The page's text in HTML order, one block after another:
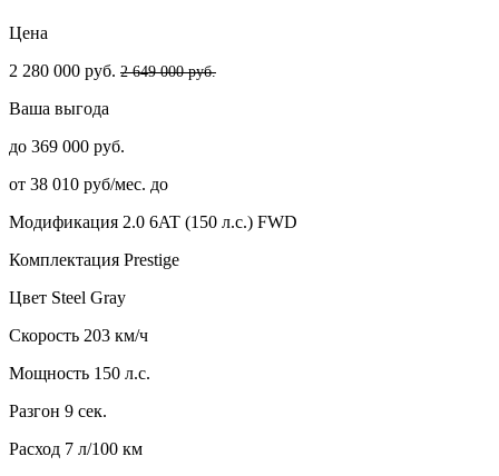
Цена
2 280 000 руб. 2 649 000 руб.
Ваша выгода
до 369 000 руб.
от 38 010 руб/мес. до
Модификация 2.0 6AT (150 л.с.) FWD
Комплектация Prestige
Цвет Steel Gray
Скорость 203 км/ч
Мощность 150 л.с.
Разгон 9 сек.
Расход 7 л/100 км